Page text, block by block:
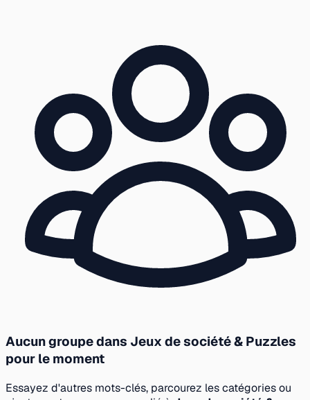
Aucun groupe dans Jeux de société & Puzzles
pour le moment
Essayez d'autres mots-clés, parcourez les catégories ou